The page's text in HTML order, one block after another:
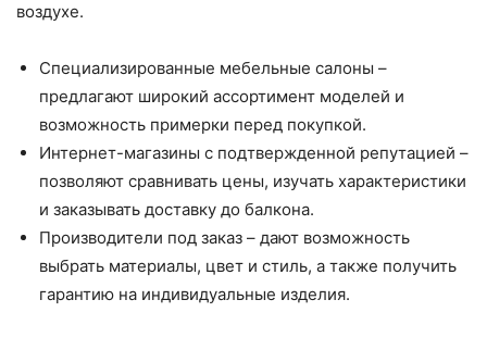
воздухе.
Специализированные мебельные салоны –
предлагают широкий ассортимент моделей и
возможность примерки перед покупкой.
Интернет-магазины с подтвержденной репутацией –
позволяют сравнивать цены, изучать характеристики
и заказывать доставку до балкона.
Производители под заказ – дают возможность
выбрать материалы, цвет и стиль, а также получить
гарантию на индивидуальные изделия.